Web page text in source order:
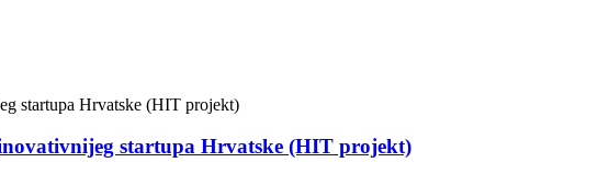
startupa Hrvatske (HIT projekt)